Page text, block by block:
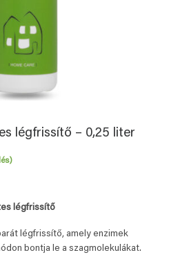
légfrissítő – 0,25 liter
légfrissítő
légfrissítő, amely enzimek
bontja le a szagmolekulákat.